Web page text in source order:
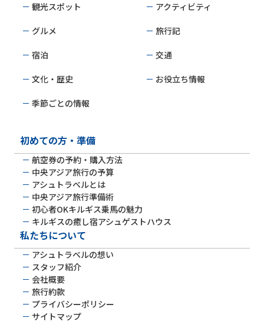
観光スポット アクティビティ
グルメ 旅行記
宿泊 交通
文化・歴史 お役立ち情報
季節ごとの情報
初めての方・準備
航空券の予約・購入方法
中央アジア旅行の予算
アシュトラベルとは
中央アジア旅行準備術
初心者OKキルギス乗馬の魅力
キルギスの癒し宿アシュゲストハウス
私たちについて
アシュトラベルの想い
スタッフ紹介
会社概要
旅行約款
プライバシーポリシー
サイトマップ